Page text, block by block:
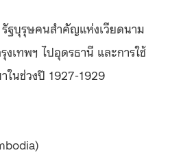
ฐบุรุษคนสำคัญแห่งเวียดนาม
งเทพฯ ไปอุดรธานี และการใช้
ในช่วงปี 1927-1929